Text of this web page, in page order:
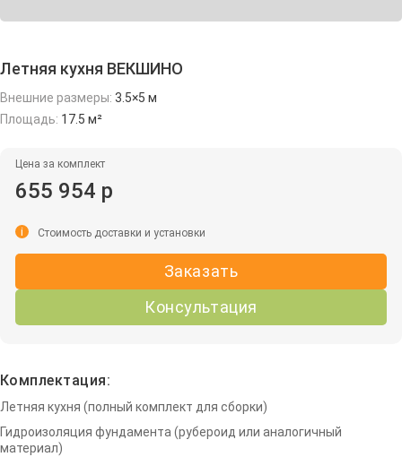
Летняя кухня ВЕКШИНО
Внешние размеры: 3.5×5 м
Площадь: 17.5 м²
Цена за комплект
655 954 р
Заказать
Консультация
i Стоимость доставки и установки
Комплектация:
Летняя кухня (полный комплект для сборки)
Гидроизоляция фундамента (рубероид или аналогичный
материал)